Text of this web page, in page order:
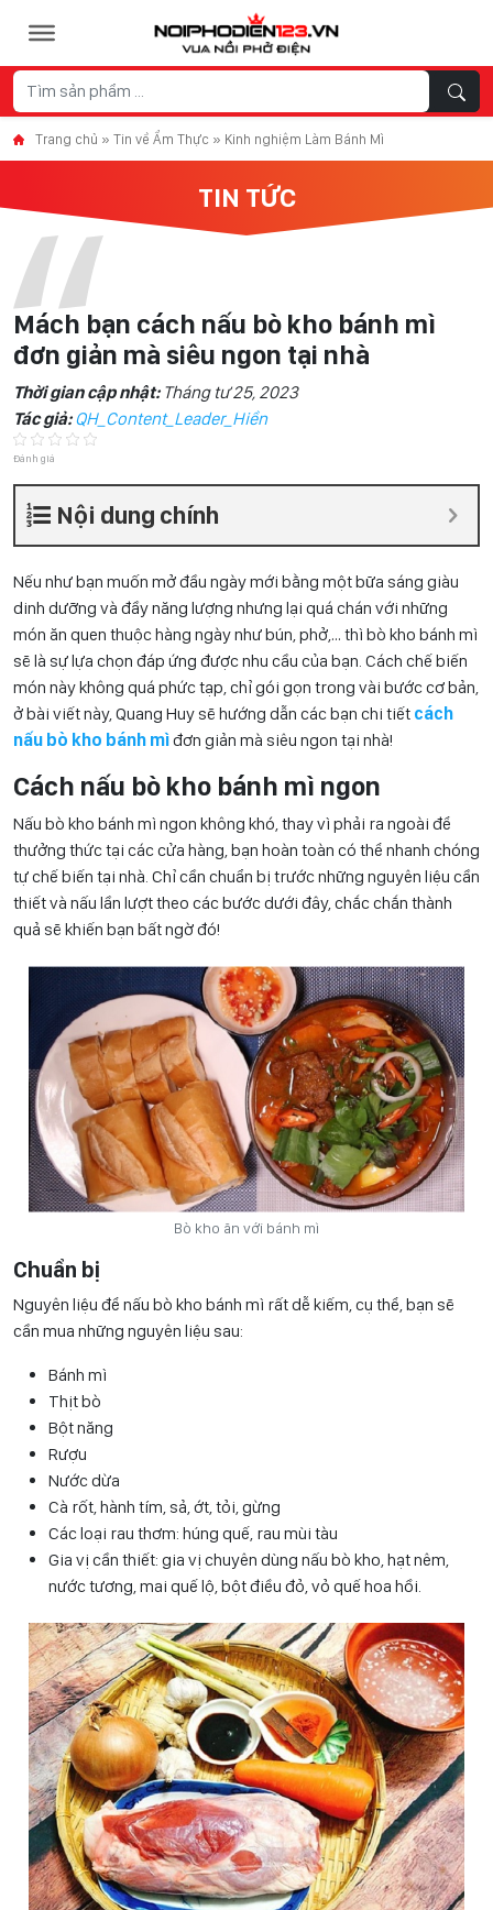
Trang chủ » Tin về Ẩm Thực » Kinh nghiệm Làm Bánh Mì
TIN TỨC
Mách bạn cách nấu bò kho bánh mì
đơn giản mà siêu ngon tại nhà
Thời gian cập nhật: Tháng tư 25, 2023
Tác giả:QH_Content_Leader_Hiền
Đánh giá
Nội dung chính
Nếu như bạn muốn mở đầu ngày mới bằng một bữa sáng giàu
dinh dưỡng và đầy năng lượng nhưng lại quá chán với những
món ăn quen thuộc hàng ngày như bún, phở,… thì bò kho bánh mì
sẽ là sự lựa chọn đáp ứng được nhu cầu của bạn. Cách chế biến
món này không quá phức tạp, chỉ gói gọn trong vài bước cơ bản,
ở bài viết này, Quang Huy sẽ hướng dẫn các bạn chi tiết cách
nấu bò kho bánh mìđơn giản mà siêu ngon tại nhà!
Cách nấu bò kho bánh mì ngon
Nấu bò kho bánh mì ngon không khó, thay vì phải ra ngoài để
thưởng thức tại các cửa hàng, bạn hoàn toàn có thể nhanh chóng
tự chế biến tại nhà. Chỉ cần chuẩn bị trước những nguyên liệu cần
thiết và nấu lần lượt theo các bước dưới đây, chắc chắn thành
quả sẽ khiến bạn bất ngờ đó!
Bò kho ăn với bánh mì
Chuẩn bị
Nguyên liệu để nấu bò kho bánh mì rất dễ kiếm, cụ thể, bạn sẽ
cần mua những nguyên liệu sau:
Bánh mì
Thịt bò
Bột năng
Rượu
Nước dừa
Cà rốt, hành tím, sả, ớt, tỏi, gừng
Các loại rau thơm: húng quế, rau mùi tàu
Gia vị cần thiết: gia vị chuyên dùng nấu bò kho, hạt nêm,
nước tương, mai quế lộ, bột điều đỏ, vỏ quế hoa hồi.